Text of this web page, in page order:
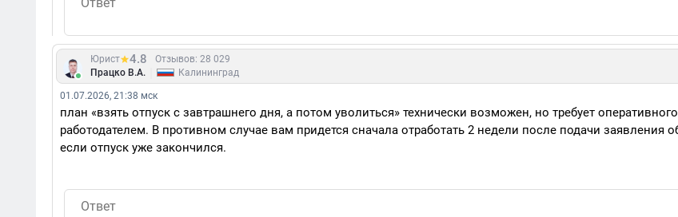
Юрист 4.8
Отзывов: 28 029
Працко В.А.
Калининград
01.07.2026, 21:38 мск
план «взять отпуск с завтрашнего дня, а потом уволиться» технически возможен, но требует
работодателем. В противном случае вам придется сначала отработать 2 недели после подачи заявления
если отпуск уже закончился.